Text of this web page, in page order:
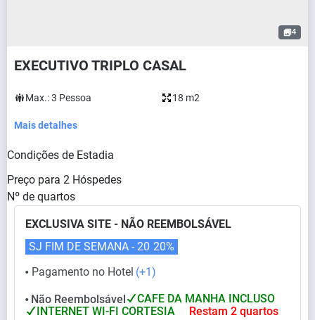
4
EXECUTIVO TRIPLO CASAL
Max.:3 Pessoa 18 m2
Mais detalhes
Condições de Estadia
Preço para 2 Hóspedes
Nº de quartos
EXCLUSIVA SITE - NÃO REEMBOLSÁVEL
⬤ Pagamento no Hotel (+1)
SJ FIM DE SEMANA - 20 20%
⬤ Não Reembolsável
CAFE DA MANHA INCLUSO
INTERNET WI-FI CORTESIA
Restam 2 quartos